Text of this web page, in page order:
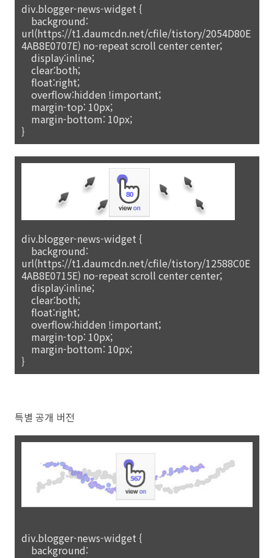
div.blogger-news-widget {
background:
url(https://t1.daumcdn.net/cfile/tistory/2054D80E
4AB8E0707E) no-repeat scroll center center;
display:inline;
clear:both;
float:right;
overflow:hidden !important;
margin-top: 10px;
margin-bottom: 10px;
}
div.blogger-news-widget {
background:
url(https://t1.daumcdn.net/cfile/tistory/12588C0E
4AB8E0715E) no-repeat scroll center center;
display:inline;
clear:both;
float:right;
overflow:hidden !important;
margin-top: 10px;
margin-bottom: 10px;
}
특별 공개 버전
div.blogger-news-widget {
background: